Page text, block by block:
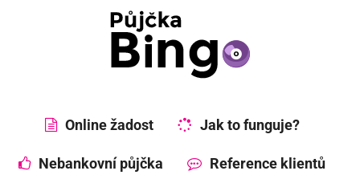
Online žadost Jak to funguje?
Nebankovní půjčka Reference klientů